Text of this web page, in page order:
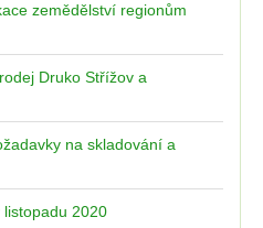
zemědělství regionům
Druko Střížov a
na skladování a
2020